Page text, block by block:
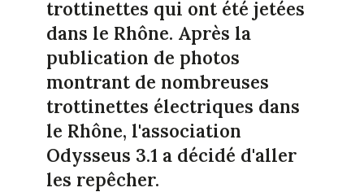
trottinettes qui ont été jetées
dans le Rhône. Après la
publication de photos
montrant de nombreuses
trottinettes électriques dans
le Rhône, l'association
Odysseus 3.1 a décidé d'aller
les repêcher.